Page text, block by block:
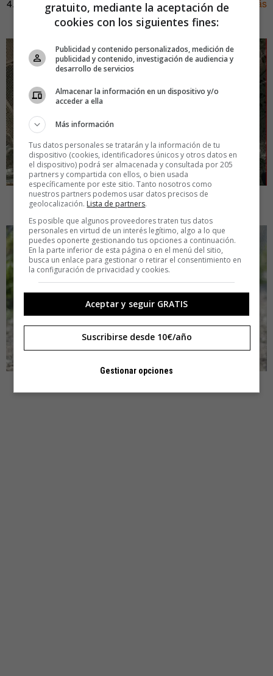
4.
El mapa de la pequeña España: nuestros 50 pueblos más
solitarios
5.La escuela de ciudadanos sostenibles
gratuito, mediante la aceptación de
cookies con los siguientes fines:
Publicidad y contenido personalizados, medición de
publicidad y contenido, investigación de audiencia y
desarrollo de servicios
Almacenar la información en un dispositivo y/o
acceder a ella
Más información
Tus datos personales se tratarán y la información de tu
dispositivo (cookies, identificadores únicos y otros datos en
el dispositivo) podrá ser almacenada y consultada por 205
partners y compartida con ellos, o bien usada
específicamente por este sitio. Tanto nosotros como
nuestros partners podemos usar datos precisos de
geolocalización. Lista de partners.
Es posible que algunos proveedores traten tus datos
personales en virtud de un interés legítimo, algo a lo que
puedes oponerte gestionando tus opciones a continuación.
En la parte inferior de esta página o en el menú del sitio,
busca un enlace para gestionar o retirar el consentimiento en
la configuración de privacidad y cookies.
Aceptar y seguir GRATIS
Suscribirse desde 10€/año
Gestionar opciones